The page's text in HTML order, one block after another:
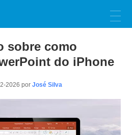
sobre como
do iPhone
2026 porJosé Silva